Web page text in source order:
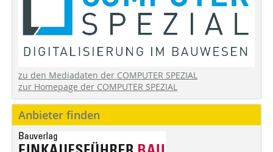
zu den Mediadaten der COMPUTER SPEZIAL
zur Homepage der COMPUTER SPEZIAL
Anbieter finden